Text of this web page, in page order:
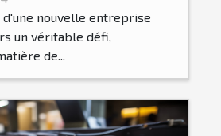
nouvelle entreprise
un véritable défi,
de...